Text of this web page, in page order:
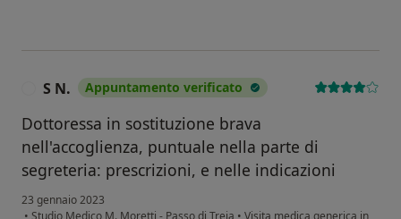
S N. Appuntamento verificato
Dottoressa in sostituzione brava
nell'accoglienza, puntuale nella parte di
segreteria: prescrizioni, e nelle indicazioni
23 gennaio 2023
• Studio Medico M. Moretti - Passo di Treia • Visita medica generica in